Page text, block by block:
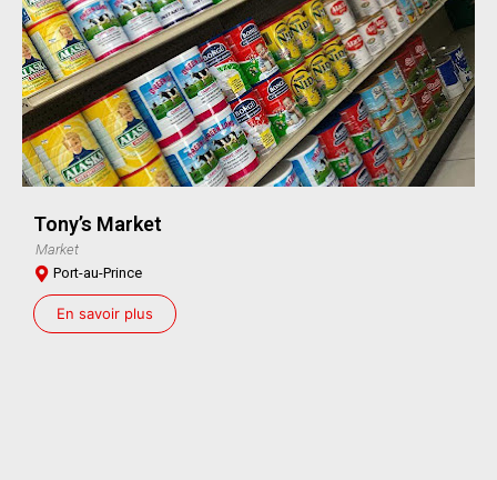
Tony’s Market
Market
Port-au-Prince
En savoir plus